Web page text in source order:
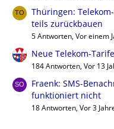
Thüringen:
teils zurückbauen
5 Antworten, Vor einem
Neue Telekom-
184 Antworten, Vor 13
Fraenk: SMS-
funktioniert nicht
18 Antworten, Vor 3